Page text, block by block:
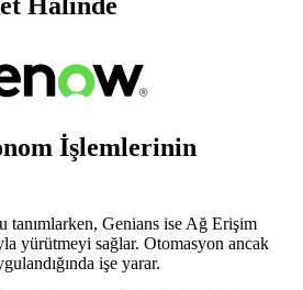
İşlemlerinin
tanımlarken, Genians ise Ağ Erişim
yürütmeyi sağlar. Otomasyon ancak
işe yarar.